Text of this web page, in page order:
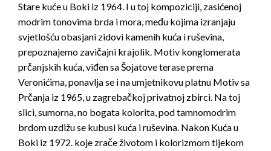
Stare kuće u Boki iz 1964. I u toj kompoziciji, zasićenoj
modrim tonovima brda i mora, među kojima izranjaju
svjetlošću obasjani zidovi kamenih kuća i ruševina,
prepoznajemo zavičajni krajolik. Motiv konglomerata
prčanjskih kuća, viđen sa Šojatove terase prema
Veronićima, ponavlja se i na umjetnikovu platnu Motiv sa
Prčanja iz 1965, u zagrebačkoj privatnoj zbirci. Na toj
slici, sumorna, no bogata kolorita, pod tamnomodrim
brdom uzdižu se kubusi kuća i ruševina. Nakon Kuća u
Boki iz 1972. koje zrače životom i kolorizmom tijekom